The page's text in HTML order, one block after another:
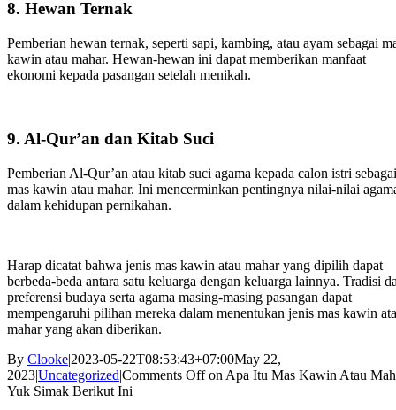
8. Hewan Ternak
Pemberian hewan ternak, seperti sapi, kambing, atau ayam sebagai
kawin atau mahar. Hewan-hewan ini dapat memberikan manfaat
ekonomi kepada pasangan setelah menikah.
9. Al-Qur’an dan Kitab Suci
Pemberian Al-Qur’an atau kitab suci agama kepada calon istri sebagai
mas kawin atau mahar. Ini mencerminkan pentingnya nilai-nilai
dalam kehidupan pernikahan.
Harap dicatat bahwa jenis mas kawin atau mahar yang dipilih dapat
berbeda-beda antara satu keluarga dengan keluarga lainnya. Tradisi
preferensi budaya serta agama masing-masing pasangan dapat
mempengaruhi pilihan mereka dalam menentukan jenis mas kawin
mahar yang akan diberikan.
By Clooke|2023-05-22T08:53:43+07:00May 22,
2023|Uncategorized|Comments Offon Apa Itu Mas Kawin Atau
Yuk Simak Berikut Ini